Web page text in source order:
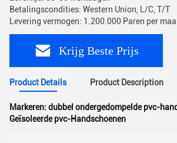
Betalingscondities: Western Union, L/C, T/T
Levering vermogen: 1.200.000 Paren per
Krijg Beste Prijs
Product Details Product Description
Markeren: dubbel ondergedompelde pvc-
Geïsoleerde pvc-Handschoenen